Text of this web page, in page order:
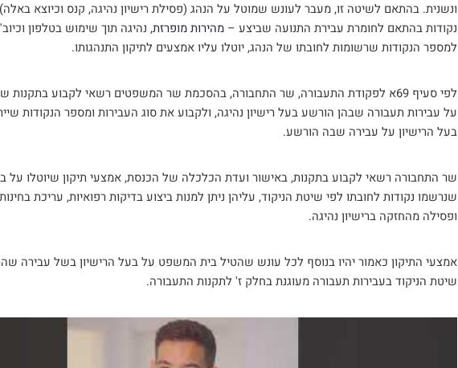
ונשנית. בהתאם לשיטה זו, מעבר לעונש שמוטל על הנהג (פסילת רישיון נהיגה, קנס וכיוצא
נקודות בהתאם לחומרת עבירת התנועה שביצע –מהירות מופרזת, נהיגה תוך שימוש בטלפון
למספר הנקודות שרשומות לחובתו של הנהג, יוטלו עליו אמצעים לתיקון התנהגותו.
לפי סעיף 69א לפקודת התעבורה, שר התחבורה, בהסכמת שר המשפטים רשאי לקבוע בתקנות
על עבירות תעבורה שבהן הורשע בעל רישיון נהיגה, ולקבוע את סוג העבירות ומספר הנקודות
בעל הרישיון על עבירה שבה הורשע.
שר התחבורה רשאי לקבוע בתקנות, באישור ועדת הכלכלה של הכנסת, אמצעי תיקון שיוטלו על
שנרשמו נקודות לחובתו לפי שיטת הניקוד, עליהן ניתן למנות ביצוע בדיקות רפואיות, עריכת
ופסילה מהחזקה ברישיון נהיגה.
אמצעי התיקון כאמור יהיו בנוסף לכל עונש שהטיל בית המשפט על בעל הרישיון בשל עבירה
שיטת הניקוד בעבירות תעבורה מעוגנת בחלק ז' לתקנות התעבורה.